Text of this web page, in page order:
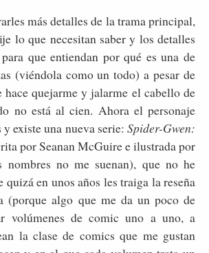
más detalles de la trama principal,
lo que necesitan saber y los detalles
que entiendan por qué es una de
(viéndola como un todo) a pesar de
quejarme y jalarme el cabello de
no está al cien. Ahora el personaje
existe una nueva serie: Spider-Gwen:
porSeanan McGuire e ilustrada por
nombres no me suenan), que no he
quizá en unos años les traiga la reseña
(porque algo que me da un poco de
volúmenes de comic uno a uno, a
la clase de comics que me gustan